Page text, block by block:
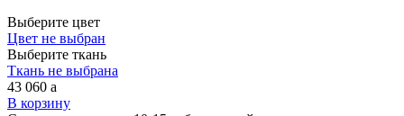
Выберите цвет
Цвет не выбран
Выберите ткань
Ткань не выбрана
43 060 a
В корзину